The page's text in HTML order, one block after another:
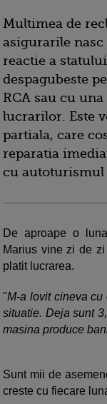
Multimea de
asigurarile nasc
reactie a
despagubeste
RCA sau cu
lucrarilor. Este
partiala, care
reparatia
cu autoturismul
De aproape o
Marius vine zi de
platit lucrarea.
"M-a lovit cineva
situatie. Deja sunt
masina produce
Sunt mii de
creste cu fiecare